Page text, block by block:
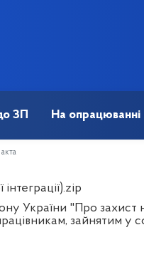
ЗП На опрацюванні
України "Про захист
зайнятим у